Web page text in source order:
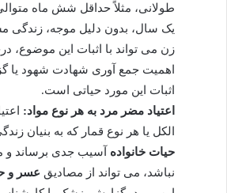
طولانی، مثلاً حداقل شش ماه
یک سال، بدون دلیل موجه، زندگی
زن می تواند با اثبات این موضوع،
اهمیت جمع آوری شهادت شهود یا
اثبات این مورد حیاتی است.
اعتیاد مضر مرد به هر نوع مواد:
الکل یا هر نوع قمار که به بنیان
حیات خانواده آسیب جدی برساند و
نباشد، می تواند از مصادیق عسر و